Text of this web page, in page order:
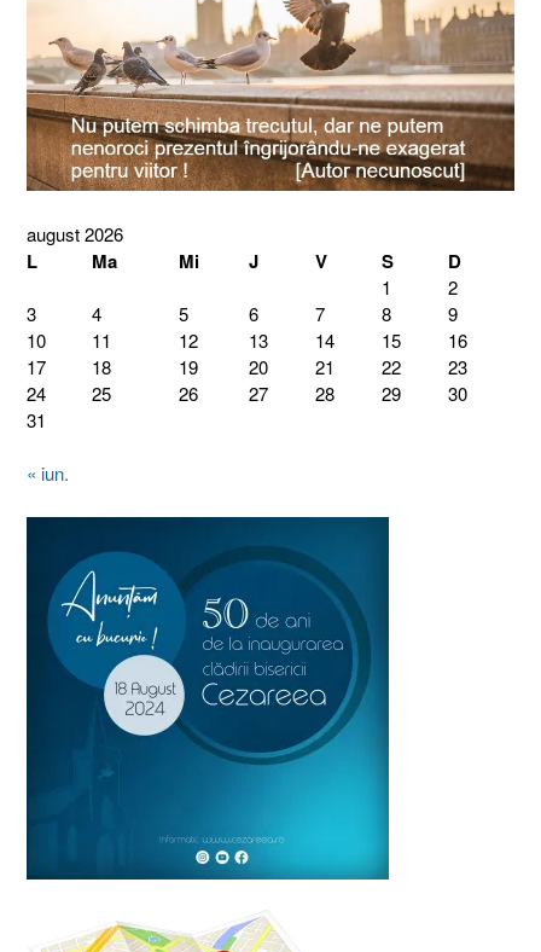
august 2026
L Ma Mi J V S D
1
2
3
4 5 6 7 8
9
10
11 12 13 14 15
16
17
18 19 20 21 22
23
24
25 26 27 28 29
30
31
« iun.